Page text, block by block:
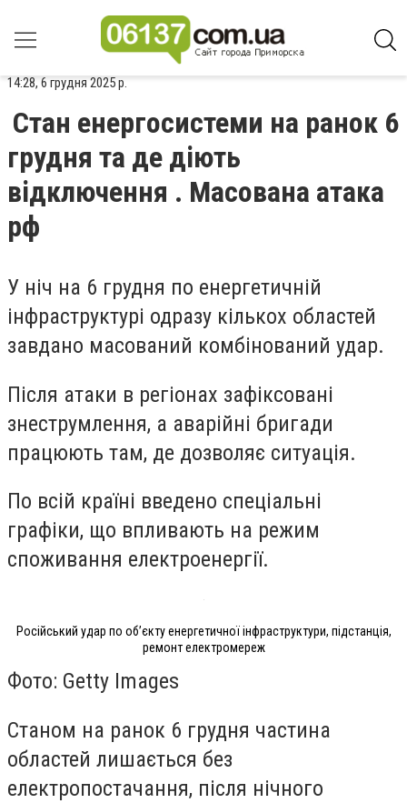
14:28, 6 грудня 2025 р.
Стан енергосистеми на ранок 6
грудня та де діють
відключення . Масована атака
рф
У ніч на 6 грудня по енергетичній
інфраструктурі одразу кількох областей
завдано масований комбінований удар.
Після атаки в регіонах зафіксовані
знеструмлення, а аварійні бригади
працюють там, де дозволяє ситуація.
По всій країні введено спеціальні
графіки, що впливають на режим
споживання електроенергії.
Російський удар по обʼєкту енергетичної інфраструктури, підстанція,
ремонт електромереж
Фото: Getty Images
Станом на ранок 6 грудня частина
областей лишається без
електропостачання, після нічного